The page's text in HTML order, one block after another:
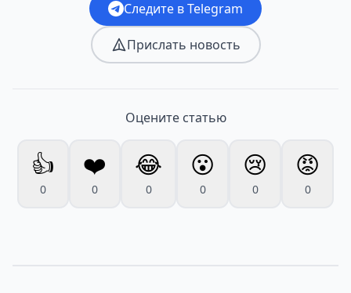
Следите в Telegram
Прислать новость
Оцените статью
👍
0
❤️
0
😂
0
😮
0
😢
0
😡
0